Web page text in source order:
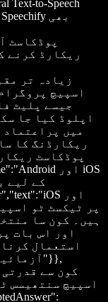
ریکارڈ کرنے
اسپیچ
اپلوڈ کیا جا
میں
ریکارڈنگ کا
پوڈکاسٹ
کے لیے
ہیں۔ کون سا
اور اس بات
استعمال
اسپیچ سنتھیسس